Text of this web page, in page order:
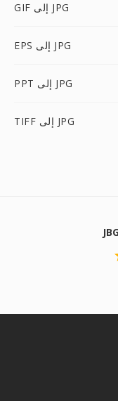
GIF إلى JPG
EPS إلى JPG
PPT إلى JPG
TIFF إلى JPG